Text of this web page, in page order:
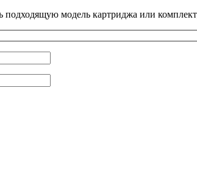
модель картриджа или